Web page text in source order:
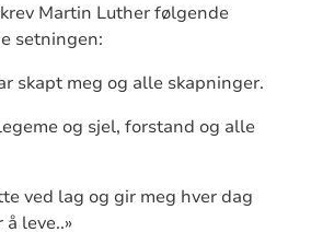
Martin Luther følgende
setningen:
skapt meg og alle skapninger.
og sjel, forstand og alle
ved lag og gir meg hver dag
leve..»